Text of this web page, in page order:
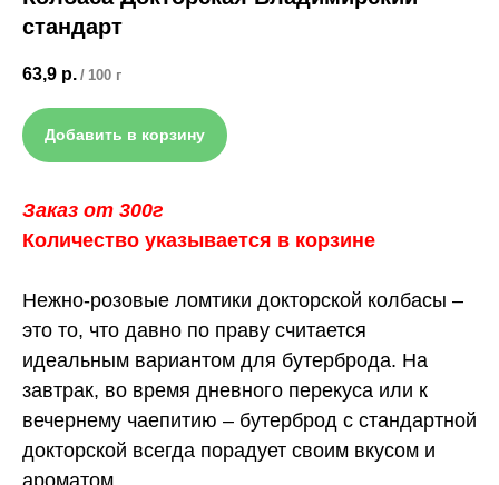
стандарт
63,9 р. / 100 г
Добавить в корзину
Заказ от 300г
Количество указывается в корзине
Нежно-розовые ломтики докторской колбасы –
это то, что давно по праву считается
идеальным вариантом для бутерброда. На
завтрак, во время дневного перекуса или к
вечернему чаепитию – бутерброд с стандартной
докторской всегда порадует своим вкусом и